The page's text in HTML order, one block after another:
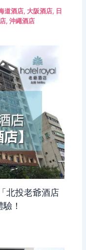
道酒店, 大阪酒店, 日
,沖繩酒店
北投老爺酒店
！